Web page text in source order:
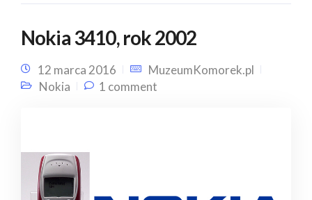
Nokia 3410, rok 2002
12 marca 2016
MuzeumKomorek.pl
Nokia
1 comment